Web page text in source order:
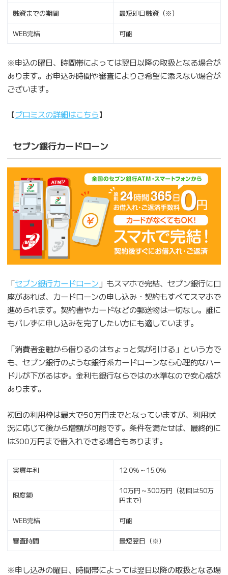
融資までの期間 最短即日融資（※）
WEB完結 可能
※申込の曜日、時間帯によっては翌日以降の取扱となる場合が
あります。お申込み時間や審査によりご希望に添えない場合が
ございます。
【プロミスの詳細はこちら】
セブン銀行カードローン
「セブン銀行カードローン 」もスマホで完結、セブン銀行に口
座があれば、カードローンの申し込み・契約もすべてスマホで
進められます。契約書やカードなどの郵送物は一切なし。誰に
もバレずに申し込みを完了したい方にも適しています。
「消費者金融から借りるのはちょっと気が引ける」という方で
も、セブン銀行のような銀行系カードローンなら心理的なハー
ドルが下がるはず。金利も銀行ならではの水準なので安心感が
あります。
初回の利用枠は最大で50万円までとなっていますが、利用状
況に応じて後から増額が可能です。条件を満たせば、最終的に
は300万円まで借入れできる場合もあります。
実質年利 12.0％～15.0％
限度額
10万円～300万円（初回は50万
円まで）
WEB完結 可能
審査時間 最短翌日（※）
※申し込みの曜日、時間帯によっては翌日以降の取扱となる場